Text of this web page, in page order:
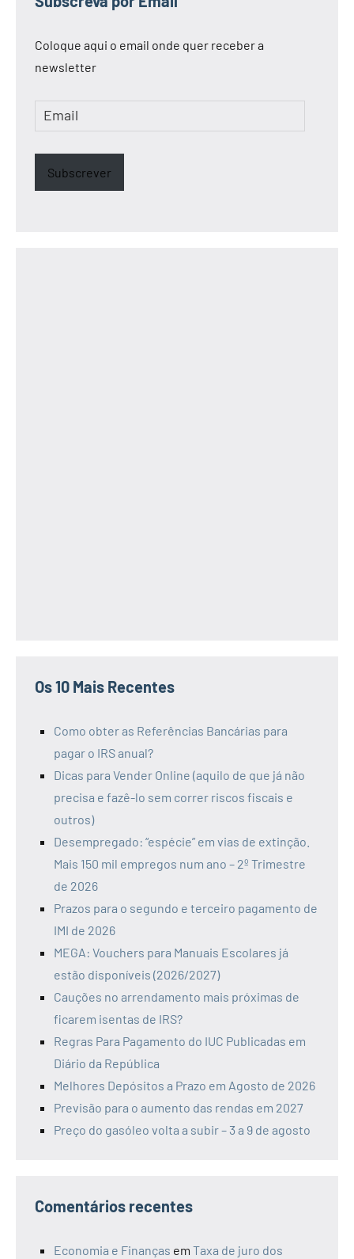
Coloque aqui o email onde quer receber a
newsletter
Email
Subscrever
Os 10 Mais Recentes
Como obter as Referências Bancárias para
pagar o IRS anual?
Dicas para Vender Online (aquilo de que já não
precisa e fazê-lo sem correr riscos fiscais e
outros)
Desempregado: “espécie” em vias de extinção.
Mais 150 mil empregos num ano – 2º Trimestre
de 2026
Prazos para o segundo e terceiro pagamento de
IMI de 2026
MEGA: Vouchers para Manuais Escolares já
estão disponíveis (2026/2027)
Cauções no arrendamento mais próximas de
ficarem isentas de IRS?
Regras Para Pagamento do IUC Publicadas em
Diário da República
Melhores Depósitos a Prazo em Agosto de 2026
Previsão para o aumento das rendas em 2027
Preço do gasóleo volta a subir – 3 a 9 de agosto
Comentários recentes
Economia e Finanças em Taxa de juro dos